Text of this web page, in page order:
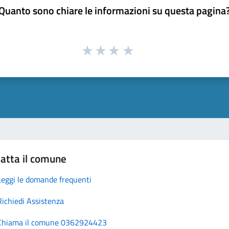
sono chiare le informazioni su questa
il comune
le domande frequenti
Assistenza
il comune 0362924423